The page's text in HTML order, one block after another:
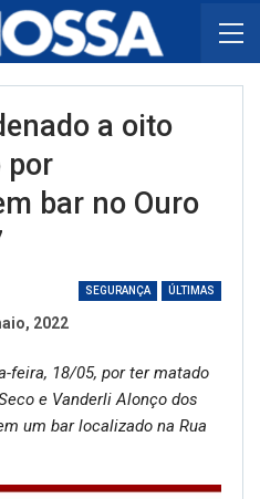
a oito
por
bar no Ouro
SEGURANÇA ÚLTIMAS
2022
feira, 18/05, por ter matado
e Vanderli Alonço dos
um bar localizado na Rua